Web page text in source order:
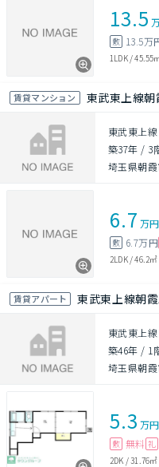
13.5
敷 13.5万
1LDK/45.55
賃貸マンション 東武東上線
東武東上
築37年 / 3
埼玉県朝
6.7 万円
敷 6.7万円
2LDK/46.2㎡
賃貸アパート 東武東上線朝
東武東上
築46年 / 1
埼玉県朝
5.3 万円
敷 無料 礼
2DK /31.76㎡